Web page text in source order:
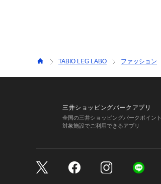
TABIO LEG LABO ファッション
三井ショッピングパークアプリ
全国の三井ショッピングパークポイント
対象施設でご利用できるアプリ